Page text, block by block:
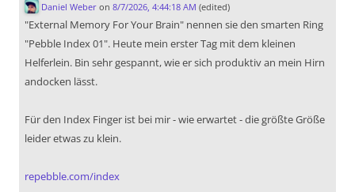
Daniel Weberon 8/7/2026, 4:44:18 AM (edited)
"External Memory For Your Brain" nennen sie den smarten Ring
"Pebble Index 01". Heute mein erster Tag mit dem kleinen
Helferlein. Bin sehr gespannt, wie er sich produktiv an mein Hirn
andocken lässt.
Für den Index Finger ist bei mir - wie erwartet - die größte Größe
leider etwas zu klein.
repebble.com/index